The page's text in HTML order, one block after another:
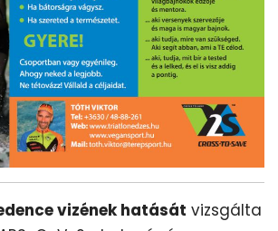
vizének hatását vizsgálta